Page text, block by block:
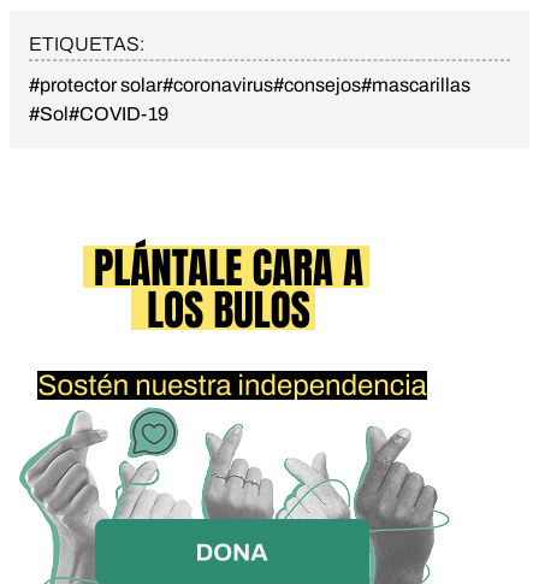
ETIQUETAS:
#protector solar#coronavirus#consejos#mascarillas
#Sol#COVID-19